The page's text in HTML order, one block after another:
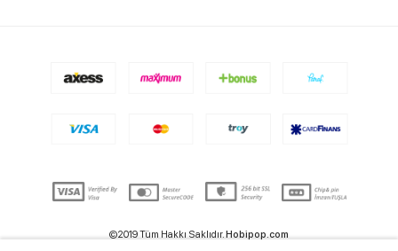
©2019 Tüm Hakkı Saklıdır.Hobipop.com